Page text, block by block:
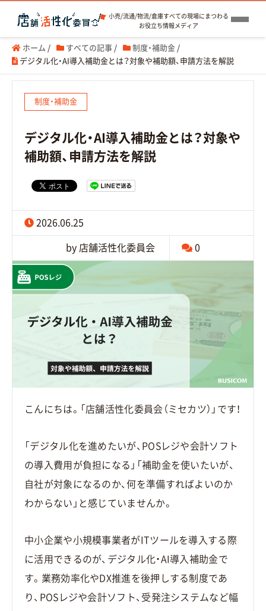
小売/流通/物流/倉庫すべての現場にまつわる
お役立ち情報メディア
ホーム / すべての記事 / 制度・補助金 /
デジタル化・AI導入補助金とは？対象や補助額、申請方法を解説
制度・補助金
デジタル化・AI導入補助金とは？対象や
補助額、申請方法を解説
2026.06.25
by 店舗活性化委員会 0
こんにちは。「店舗活性化委員会（ミセカツ）」です！
「デジタル化を進めたいが、POSレジや会計ソフト
の導入費用が負担になる」「補助金を使いたいが、
自社が対象になるのか、何を準備すればよいのか
わからない」と感じていませんか。
中小企業や小規模事業者がITツールを導入する際
に活用できるのが、デジタル化・AI導入補助金で
す。業務効率化やDX推進を後押しする制度であ
り、POSレジや会計ソフト、受発注システムなど幅